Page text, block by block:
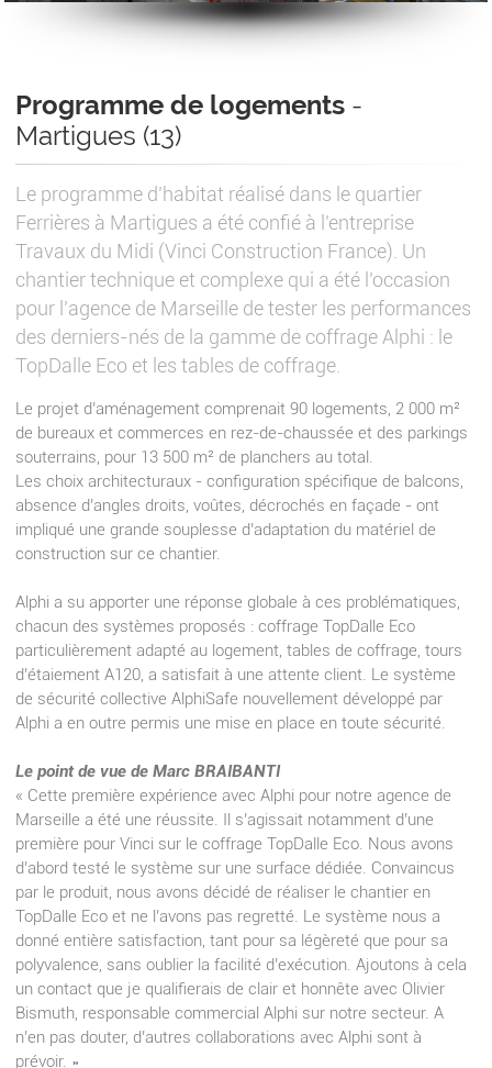
Programme de logements -
Martigues (13)
Le programme d’habitat réalisé dans le quartier
Ferrières à Martigues a été confié à l’entreprise
Travaux du Midi (Vinci Construction France). Un
chantier technique et complexe qui a été l’occasion
pour l’agence de Marseille de tester les performances
des derniers-nés de la gamme de coffrage Alphi : le
TopDalle Eco et les tables de coffrage.
Le projet d’aménagement comprenait 90 logements, 2 000 m²
de bureaux et commerces en rez-de-chaussée et des parkings
souterrains, pour 13 500 m² de planchers au total.
Les choix architecturaux - configuration spécifique de balcons,
absence d’angles droits, voûtes, décrochés en façade - ont
impliqué une grande souplesse d’adaptation du matériel de
construction sur ce chantier.
Alphi a su apporter une réponse globale à ces problématiques,
chacun des systèmes proposés : coffrage TopDalle Eco
particulièrement adapté au logement, tables de coffrage, tours
d’étaiement A120, a satisfait à une attente client. Le système
de sécurité collective AlphiSafe nouvellement développé par
Alphi a en outre permis une mise en place en toute sécurité.
Le point de vue de Marc BRAIBANTI
« Cette première expérience avec Alphi pour notre agence de
Marseille a été une réussite. Il s’agissait notamment d’une
première pour Vinci sur le coffrage TopDalle Eco. Nous avons
d’abord testé le système sur une surface dédiée. Convaincus
par le produit, nous avons décidé de réaliser le chantier en
TopDalle Eco et ne l’avons pas regretté. Le système nous a
donné entière satisfaction, tant pour sa légèreté que pour sa
polyvalence, sans oublier la facilité d’exécution. Ajoutons à cela
un contact que je qualifierais de clair et honnête avec Olivier
Bismuth, responsable commercial Alphi sur notre secteur. A
n’en pas douter, d’autres collaborations avec Alphi sont à
prévoir. »